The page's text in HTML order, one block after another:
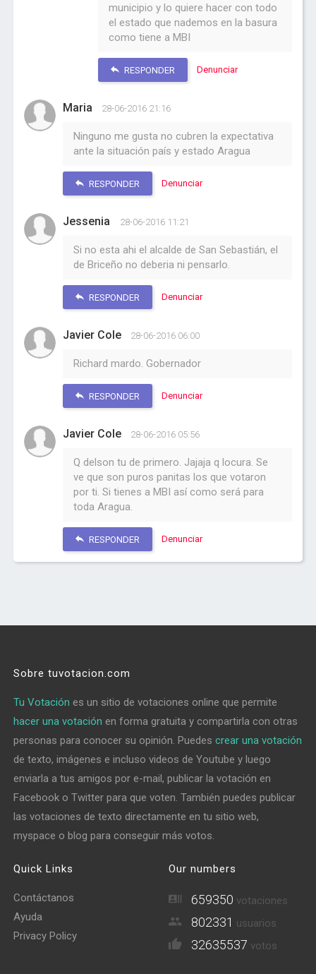
municipio y lo quiere hacer con todo
el estado que nademos en la basura
como tiene a MBI
RESPONDER Denunciar
Maria 28-06-2016 21:16
Ninguno me gusta no cubren la expectativa
ante la situación país y estado Aragua
RESPONDER Denunciar
Jessenia 28-06-2016 11:21
Si no esta ahi el alcalde de San Sebastián, el
de Briceño no deberia ni pensarlo.
RESPONDER Denunciar
Javier Cole 28-06-2016 06:00
Richard mardo. Gobernador
RESPONDER Denunciar
Javier Cole 28-06-2016 05:56
Q delson tu de primero. Jajaja q locura. Se
ve que son puros panitas los que votaron
por ti. Si tienes a MBI así como será para
toda Aragua.
RESPONDER Denunciar
Sobre tuvotacion.com
Tu Votación es un sitio de votaciones online que permite
hacer una votación en forma gratuita y compartirla con otras
personas para conocer su opinión. Puedescrear una votación
de texto, imágenes e incluso videos de Youtube y luego
enviarla a tus amigos por e-mail, publicar la votación en
Facebook o Twitter para que voten. También puedes publicar
las votaciones de texto directamente en tu sitio web,
myspace o blog para conseguir más votos.
Quick Links
Contáctanos
Ayuda
Privacy Policy
Our numbers
659350 votaciones
802331 usuarios
32635537 votos